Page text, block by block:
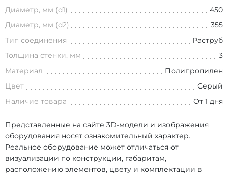
Диаметр, мм (d1)
450
Диаметр, мм (d2)
355
Тип соединения
Раструб
Толщина стенки, мм
3
Материал
Полипропилен
Цвет
Серый
Наличие товара
От 1 дня
Представленные на сайте 3D-модели и изображения
оборудования носят ознакомительный характер.
Реальное оборудование может отличаться от
визуализации по конструкции, габаритам,
расположению элементов, цвету и комплектации в